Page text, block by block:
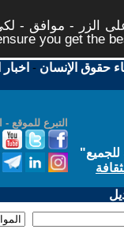
الزر - موافق -
you get the
حقوق الإنسان -
التبرع للموقع -
"